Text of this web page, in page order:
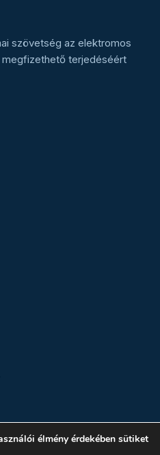
szövetség az elektromos
terjedéséért
élmény érdekében sütiket